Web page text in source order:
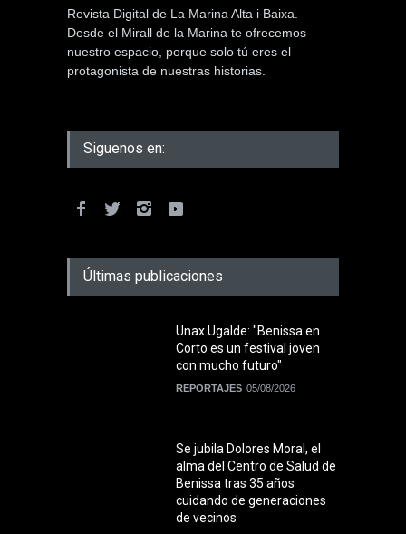
Revista Digital de La Marina Alta i Baixa.
Desde el Mirall de la Marina te ofrecemos
nuestro espacio, porque solo tú eres el
protagonista de nuestras historias.
Siguenos en:
Últimas publicaciones
Unax Ugalde: "Benissa en
Corto es un festival joven
con mucho futuro"
REPORTAJES 05/08/2026
Se jubila Dolores Moral, el
alma del Centro de Salud de
Benissa tras 35 años
cuidando de generaciones
de vecinos